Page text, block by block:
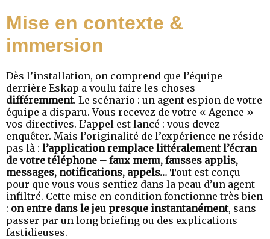
Mise en contexte &
immersion
Dès l’installation, on comprend que l’équipe
derrière Eskap a voulu faire les choses
différemment. Le scénario : un agent espion de votre
équipe a disparu. Vous recevez de votre « Agence »
vos directives. L’appel est lancé : vous devez
enquêter. Mais l’originalité de l’expérience ne réside
pas là : l’application remplace littéralement l’écran
de votre téléphone – faux menu, fausses applis,
messages, notifications, appels… Tout est conçu
pour que vous vous sentiez dans la peau d’un agent
infiltré. Cette mise en condition fonctionne très bien
: on entre dans le jeu presque instantanément, sans
passer par un long briefing ou des explications
fastidieuses.